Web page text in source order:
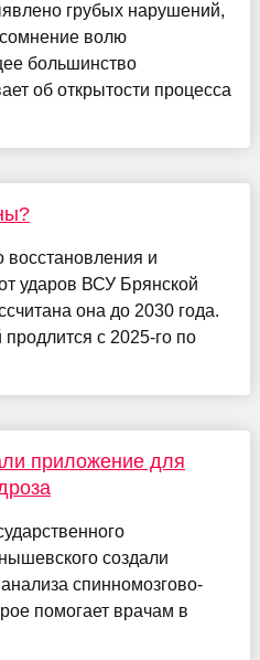
грубых нарушений,
волю
большинство
об открытости процесса
восстановления и
ударов ВСУ Брянской
она до 2030 года.
с 2025-го по
приложение для
создали
спинномозгово-
помогает врачам в